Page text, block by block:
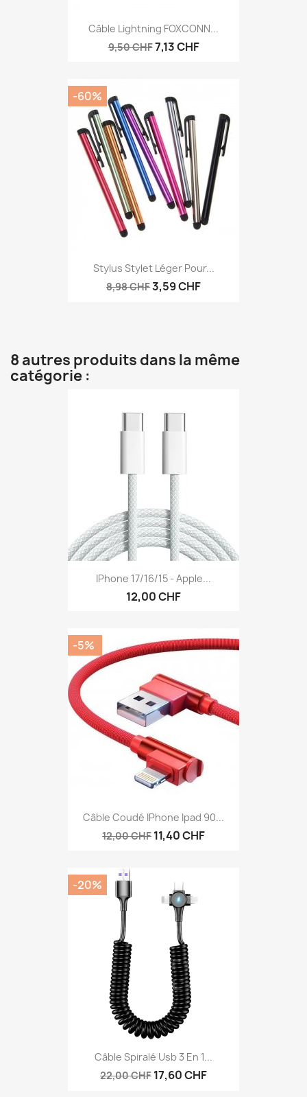
Câble Lightning FOXCONN...
9,50 CHF7,13 CHF
Stylus Stylet Léger Pour...
8,98 CHF3,59 CHF
-60%
8 autres produits dans la même
catégorie :
IPhone 17/16/15 - Apple...
12,00 CHF
Câble Coudé IPhone Ipad 90...
12,00 CHF 11,40 CHF
-5%
Câble Spiralé Usb 3 En 1...
22,00 CHF 17,60 CHF
-20%